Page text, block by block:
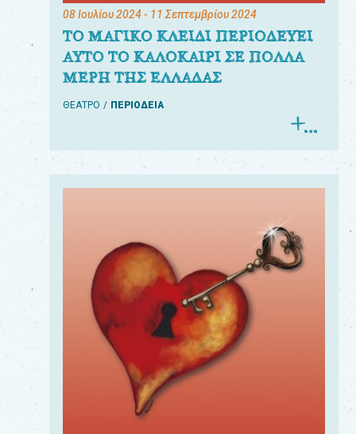
08 Ιουλίου 2024- 11 Σεπτεμβρίου 2024
ΤΟ ΜΑΓΙΚΟ ΚΛΕΙΔΙ ΠΕΡΙΟΔΕΥΕΙ
ΑΥΤΟ ΤΟ ΚΑΛΟΚΑΙΡΙ ΣΕ ΠΟΛΛΑ
ΜΕΡΗ ΤΗΣ ΕΛΛΑΔΑΣ
ΘΕΑΤΡΟ ΠΕΡΙΟΔΕΙΑ